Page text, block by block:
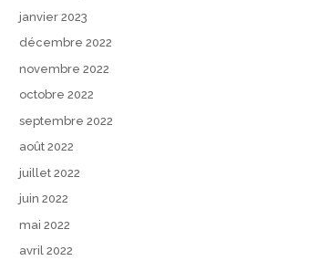
janvier 2023
décembre 2022
novembre 2022
octobre 2022
septembre 2022
août 2022
juillet 2022
juin 2022
mai 2022
avril 2022